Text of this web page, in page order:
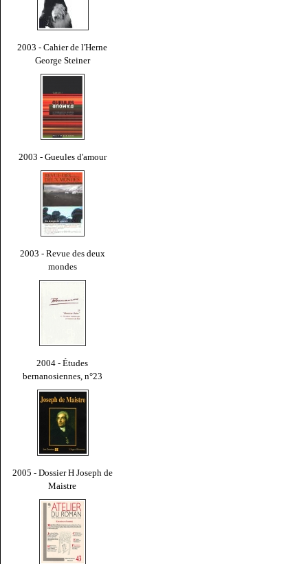
2003 - Cahier de l'Herne
George Steiner
2003 - Gueules d'amour
2003 - Revue des deux
mondes
2004 - Études
bernanosiennes, n°23
2005 - Dossier H Joseph de
Maistre